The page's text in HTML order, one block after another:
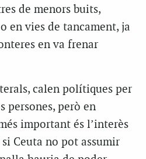
de menors buits,
en vies de tancament, ja
en va frenar
calen polítiques per
persones, però en
important és l’interès
Ceuta no pot assumir